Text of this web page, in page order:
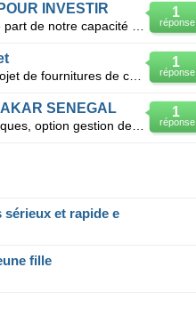
1
réponse
INVESTIR
1
réponse
Nous sommes 3 sénégalais qui avons conçu un projet de fournitures de consommables et de materiels me
1
réponse
SENEGAL
Je suis titulaire d'une maîtise en sciences économiques, option gestion des entreprises et master 2
et rapide e
fille